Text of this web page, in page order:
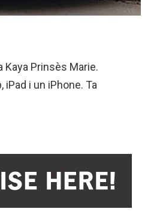
Kaya Prinsès Marie.
i un iPhone. Ta